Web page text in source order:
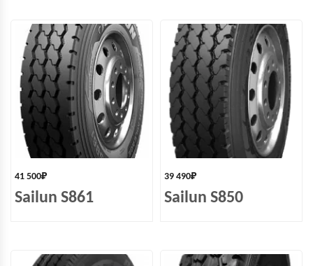
41 500₽
Sailun S861
39 490₽
Sailun S850